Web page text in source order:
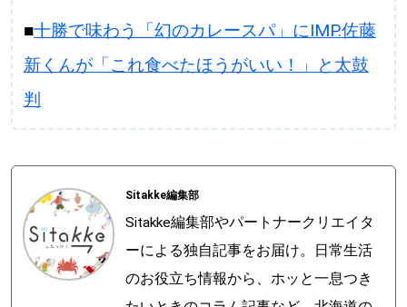
■十勝で味わう「幻のカレースパ」にIMP.佐藤
新くんが「これ食べたほうがいい！」と太鼓
判
Sitakke編集部
Sitakke編集部やパートナークリエイタ
ーによる独自記事をお届け。日常生活
のお役立ち情報から、ホッと一息つき